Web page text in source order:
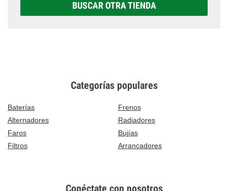
BUSCAR OTRA TIENDA
Categorías populares
Baterías
Frenos
Alternadores
Radiadores
Faros
Bujías
Filtros
Arrancadores
Conéctate con nosotros